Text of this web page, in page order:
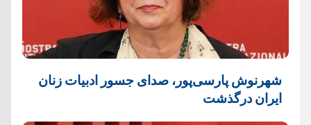
شهرنوش پارسی‌پور، صدای جسور ادبیات زنان
ایران درگذشت